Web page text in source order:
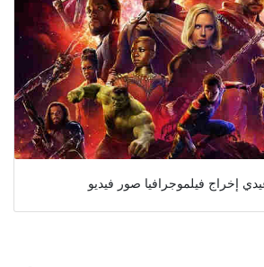
ﺇﺧﺮاﺝ فيلموجرافيا صور فيديو